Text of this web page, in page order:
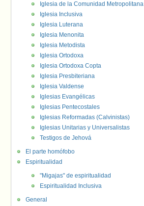
Iglesia de la Comunidad Metropolitana
Iglesia Inclusiva
Iglesia Luterana
Iglesia Menonita
Iglesia Metodista
Iglesia Ortodoxa
Iglesia Ortodoxa Copta
Iglesia Presbiteriana
Iglesia Valdense
Iglesias Evangélicas
Iglesias Pentecostales
Iglesias Reformadas (Calvinistas)
Iglesias Unitarias y Universalistas
Testigos de Jehová
El parte homófobo
Espiritualidad
"Migajas" de espiritualidad
Espiritualidad Inclusiva
General